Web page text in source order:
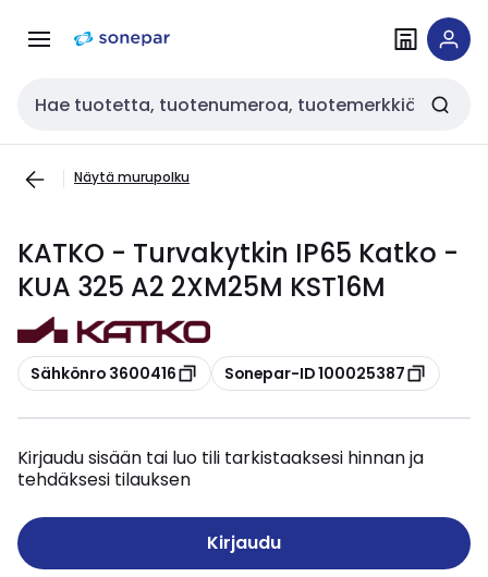
navigointiinsisältöön
Haku
Näytä murupolku
KATKO - Turvakytkin IP65 Katko -
KUA 325 A2 2XM25M KST16M
Kopioi
Sähkönro 3600416 Kopioi
Sonepar-ID 100025387
Kirjaudu sisään tai luo tili tarkistaaksesi hinnan ja
tehdäksesi tilauksen
Kirjaudu